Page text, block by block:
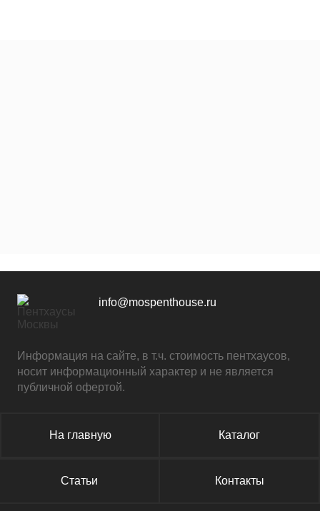
info@mospenthouse.ru
Информация на сайте, в т.ч. стоимость пентхаусов,
носит информационный характер и не является
публичной офертой.
На главную Каталог
Статьи Контакты